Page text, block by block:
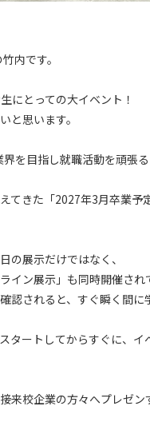
内です。
にとっての大イベント！
と思います。
を目指し就職活動を頑張
てきた「2027年3月卒業予
の展示だけではなく、
ン展示」も同時開催され
認されると、すぐ瞬く間に
タートしてからすぐに、イ
来校企業の方々へプレゼ